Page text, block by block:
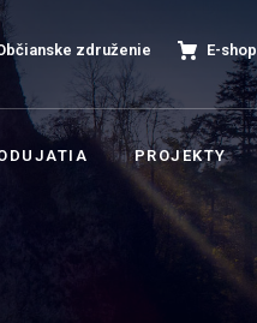
združenie E-shop
PROJEKTY